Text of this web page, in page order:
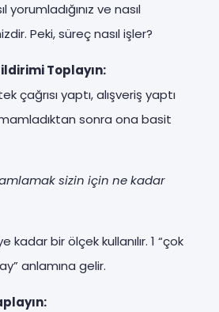
yorumladığınız ve nasıl
Peki, süreç nasıl işler?
Toplayın:
çağrısı yaptı, alışveriş yaptı
sonra ona basit
sizin için ne kadar
kadar bir ölçek kullanılır. 1 “çok
anlamına gelir.